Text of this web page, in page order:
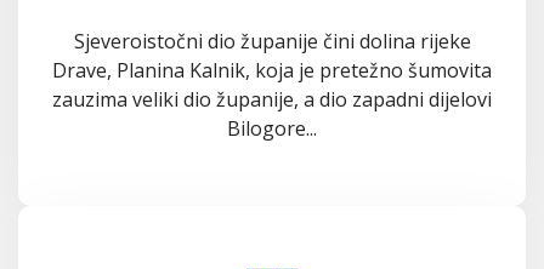
Sjeveroistočni dio županije čini dolina rijeke
Drave, Planina Kalnik, koja je pretežno šumovita
zauzima veliki dio županije, a dio zapadni dijelovi
Bilogore...